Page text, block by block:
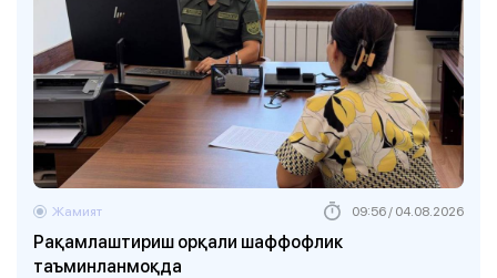
Рақамлаштириш орқали шаффофлик
таъминланмоқда
Жамият 09:56 / 04.08.2026